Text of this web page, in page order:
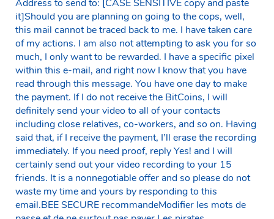
Address to send to: [CASE SENSITIVE copy and paste
it]Should you are planning on going to the cops, well,
this mail cannot be traced back to me. I have taken care
of my actions. I am also not attempting to ask you for so
much, I only want to be rewarded. I have a specific pixel
within this e-mail, and right now I know that you have
read through this message. You have one day to make
the payment. If I do not receive the BitCoins, I will
definitely send your video to all of your contacts
including close relatives, co-workers, and so on. Having
said that, if I receive the payment, I’ll erase the recording
immediately. If you need proof, reply Yes! and I will
certainly send out your video recording to your 15
friends. It is a nonnegotiable offer and so please do not
waste my time and yours by responding to this
email.BEE SECURE recommandeModifier les mots de